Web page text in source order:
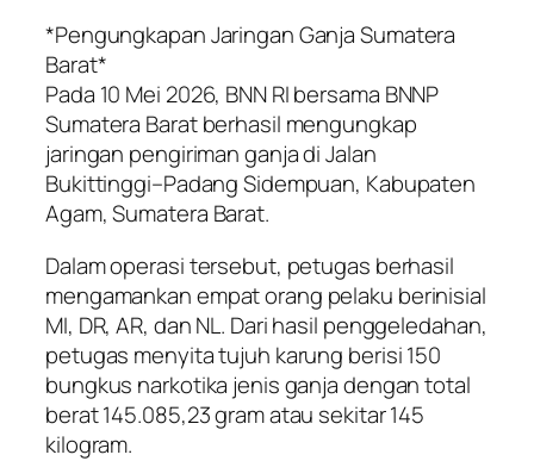
*Pengungkapan Jaringan Ganja Sumatera
Barat*
Pada 10 Mei 2026, BNN RI bersama BNNP
Sumatera Barat berhasil mengungkap
jaringan pengiriman ganja di Jalan
Bukittinggi–Padang Sidempuan, Kabupaten
Agam, Sumatera Barat.
Dalam operasi tersebut, petugas berhasil
mengamankan empat orang pelaku berinisial
MI, DR, AR, dan NL. Dari hasil penggeledahan,
petugas menyita tujuh karung berisi 150
bungkus narkotika jenis ganja dengan total
berat 145.085,23 gram atau sekitar 145
kilogram.